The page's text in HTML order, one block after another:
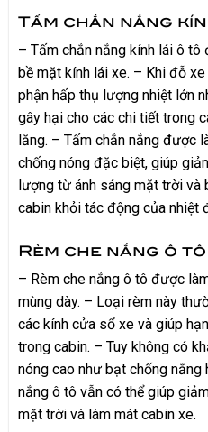
Tấm chắn nắng
– Tấm chắn nắng kính lái ô
bề mặt kính lái xe. – Khi đỗ
phận hấp thụ lượng nhiệt lớn
gây hại cho các chi tiết trong
lăng. – Tấm chắn nắng được
chống nóng đặc biệt, giúp
lượng từ ánh sáng mặt trời
cabin khỏi tác động của nhiệt
Rèm che nắng ô tô
– Rèm che nắng ô tô được
mùng dày. – Loại rèm này
các kính cửa sổ xe và giúp
trong cabin. – Tuy không có
nóng cao như bạt chống nắng
nắng ô tô vẫn có thể giúp
mặt trời và làm mát cabin xe.